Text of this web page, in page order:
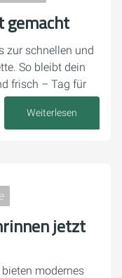
gemacht
zur schnellen und
So bleibt dein
frisch – Tag für
Weiterlesen
jetzt
modernes